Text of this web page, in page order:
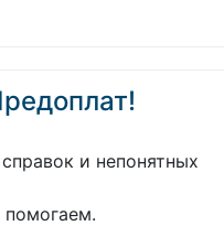
и непонятных
помогаем.